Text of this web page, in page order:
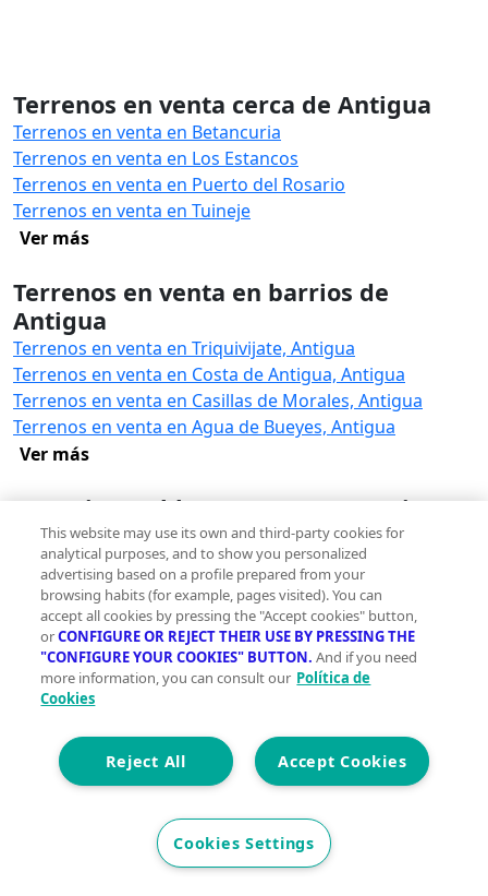
Terrenos en venta cerca de Antigua
Terrenos en venta en Betancuria
Terrenos en venta en Los Estancos
Terrenos en venta en Puerto del Rosario
Terrenos en venta en Tuineje
Ver más
Terrenos en venta en barrios de
Antigua
Terrenos en venta en Triquivijate, Antigua
Terrenos en venta en Costa de Antigua, Antigua
Terrenos en venta en Casillas de Morales, Antigua
Terrenos en venta en Agua de Bueyes, Antigua
Ver más
Otros inmuebles en venta en Antigua
Pisos en venta en Antigua
Casas en venta en Antigua
Locales en venta en Antigua
Oficinas en venta en Antigua
Ver más
Encuentra más terrenos en Antigua
Terrenos en venta con parking en Antigua
Terrenos en venta con terraza en Antigua
This website may use its own and third-party cookies for
analytical purposes, and to show you personalized
advertising based on a profile prepared from your
browsing habits (for example, pages visited). You can
accept all cookies by pressing the "Accept cookies" button,
orCONFIGURE OR REJECT THEIR USE BY PRESSING THE
"CONFIGURE YOUR COOKIES" BUTTON. And if you need
more information, you can consult our Política de
Cookies
Accept Cookies
Reject All
Cookies Settings